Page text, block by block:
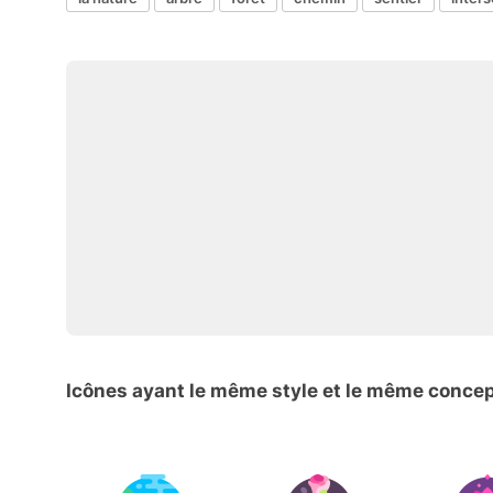
Icônes ayant le même style et le même